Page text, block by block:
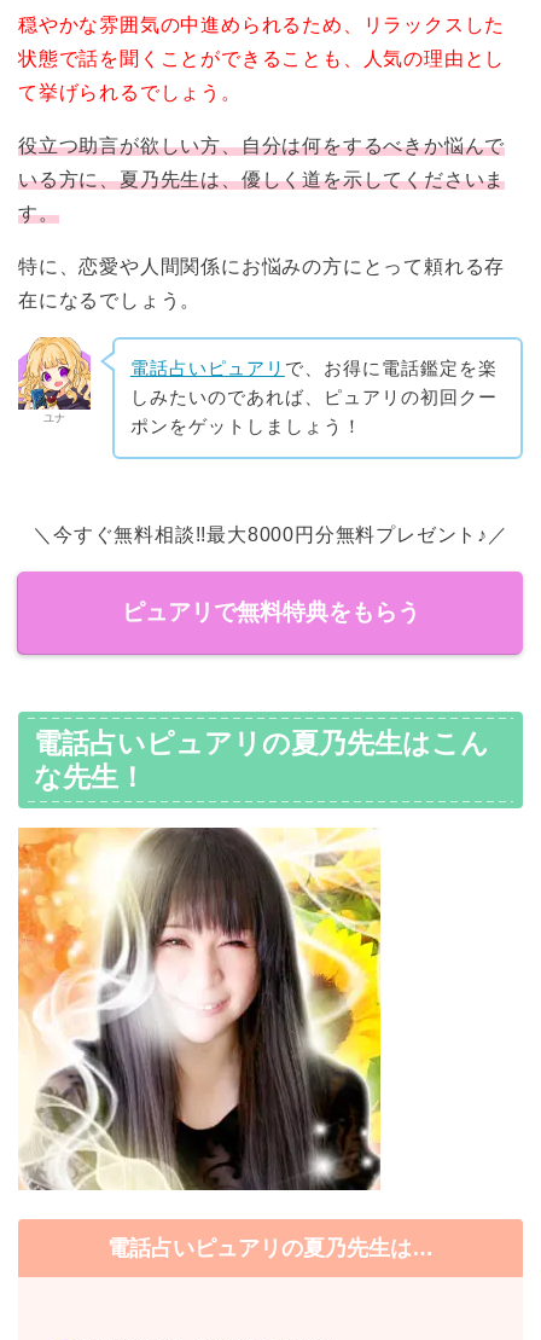
穏やかな雰囲気の中進められるため、リラックスした
状態で話を聞くことができることも、人気の理由とし
て挙げられるでしょう。
役立つ助言が欲しい方、自分は何をするべきか悩んで
いる方に、夏乃先生は、優しく道を示してくださいま
す。
特に、恋愛や人間関係にお悩みの方にとって頼れる存
在になるでしょう。
ユナ
電話占いピュアリ で、お得に電話鑑定を楽
しみたいのであれば、ピュアリの初回クー
ポンをゲットしましょう！
＼今すぐ無料相談!!最大8000円分無料プレゼント♪／
ピュアリで無料特典をもらう
電話占いピュアリの夏乃先生はこん
な先生！
電話占いピュアリの夏乃先生は…